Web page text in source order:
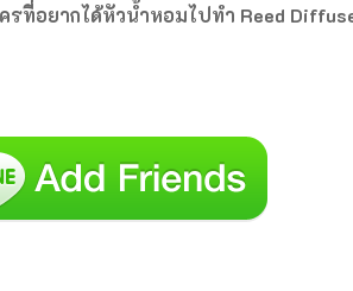
รที่อยากได้หัวน้ำหอมไปทำ Reed